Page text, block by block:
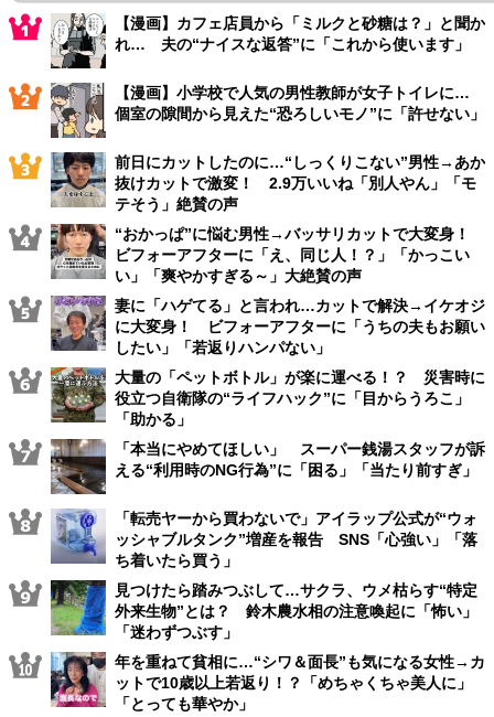
【漫画】カフェ店員から「ミルクと砂糖は？」と聞か
れ… 夫の“ナイスな返答”に「これから使います」
【漫画】小学校で人気の男性教師が女子トイレに…
個室の隙間から見えた“恐ろしいモノ”に「許せない」
前日にカットしたのに…“しっくりこない”男性→あか
抜けカットで激変！ 2.9万いいね「別人やん」「モ
テそう」絶賛の声
“おかっぱ”に悩む男性→バッサリカットで大変身！
ビフォーアフターに「え、同じ人！？」「かっこい
い」「爽やかすぎる～」大絶賛の声
妻に「ハゲてる」と言われ…カットで解決→イケオジ
に大変身！ ビフォーアフターに「うちの夫もお願い
したい」「若返りハンパない」
大量の「ペットボトル」が楽に運べる！？ 災害時に
役立つ自衛隊の“ライフハック”に「目からうろこ」
「助かる」
「本当にやめてほしい」 スーパー銭湯スタッフが訴
える“利用時のNG行為”に「困る」「当たり前すぎ」
「転売ヤーから買わないで」アイラップ公式が“ウォ
ッシャブルタンク”増産を報告 SNS「心強い」「落
ち着いたら買う」
見つけたら踏みつぶして…サクラ、ウメ枯らす“特定
外来生物”とは？ 鈴木農水相の注意喚起に「怖い」
「迷わずつぶす」
年を重ねて貧相に…“シワ＆面長”も気になる女性→カ
ットで10歳以上若返り！？「めちゃくちゃ美人に」
「とっても華やか」